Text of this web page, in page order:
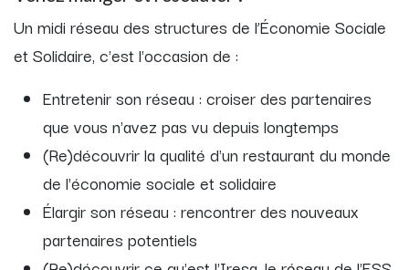
Un midi réseau des structures de l’Économie Sociale
et Solidaire, c'est l'occasion de :
Entretenir son réseau : croiser des partenaires
que vous n'avez pas vu depuis longtemps
(Re)découvrir la qualité d'un restaurant du monde
de l'économie sociale et solidaire
Élargir son réseau : rencontrer des nouveaux
partenaires potentiels